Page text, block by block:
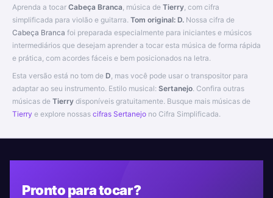
Aprenda a tocar Cabeça Branca , música de Tierry , com cifra
simplificada para violão e guitarra. Tom original: D. Nossa cifra de
Cabeça Branca foi preparada especialmente para iniciantes e músicos
intermediários que desejam aprender a tocar esta música de forma rápida
e prática, com acordes fáceis e bem posicionados na letra.
Esta versão está no tom de D , mas você pode usar o transpositor para
adaptar ao seu instrumento. Estilo musical: Sertanejo. Confira outras
músicas de Tierry disponíveis gratuitamente. Busque mais músicas de
Tierry e explore nossas cifras Sertanejo no Cifra Simplificada.
Pronto para tocar?